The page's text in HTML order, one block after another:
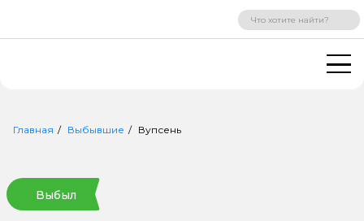
ВХОД РЕГИСТРАЦИЯ
Главная Выбывшие Вупсень
Выбыл